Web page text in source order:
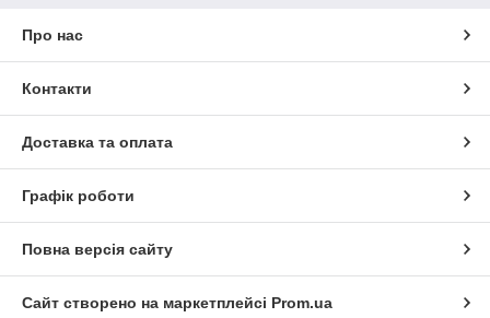
Про нас
Контакти
Доставка та оплата
Графік роботи
Повна версія сайту
Сайт створено на маркетплейсі Prom.ua